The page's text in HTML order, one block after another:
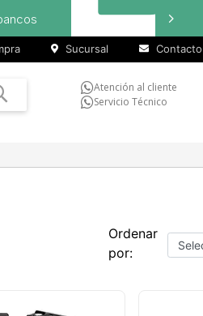
Sucursal Contacto
Atención al cliente
Servicio Técnico
Ordenar
por: